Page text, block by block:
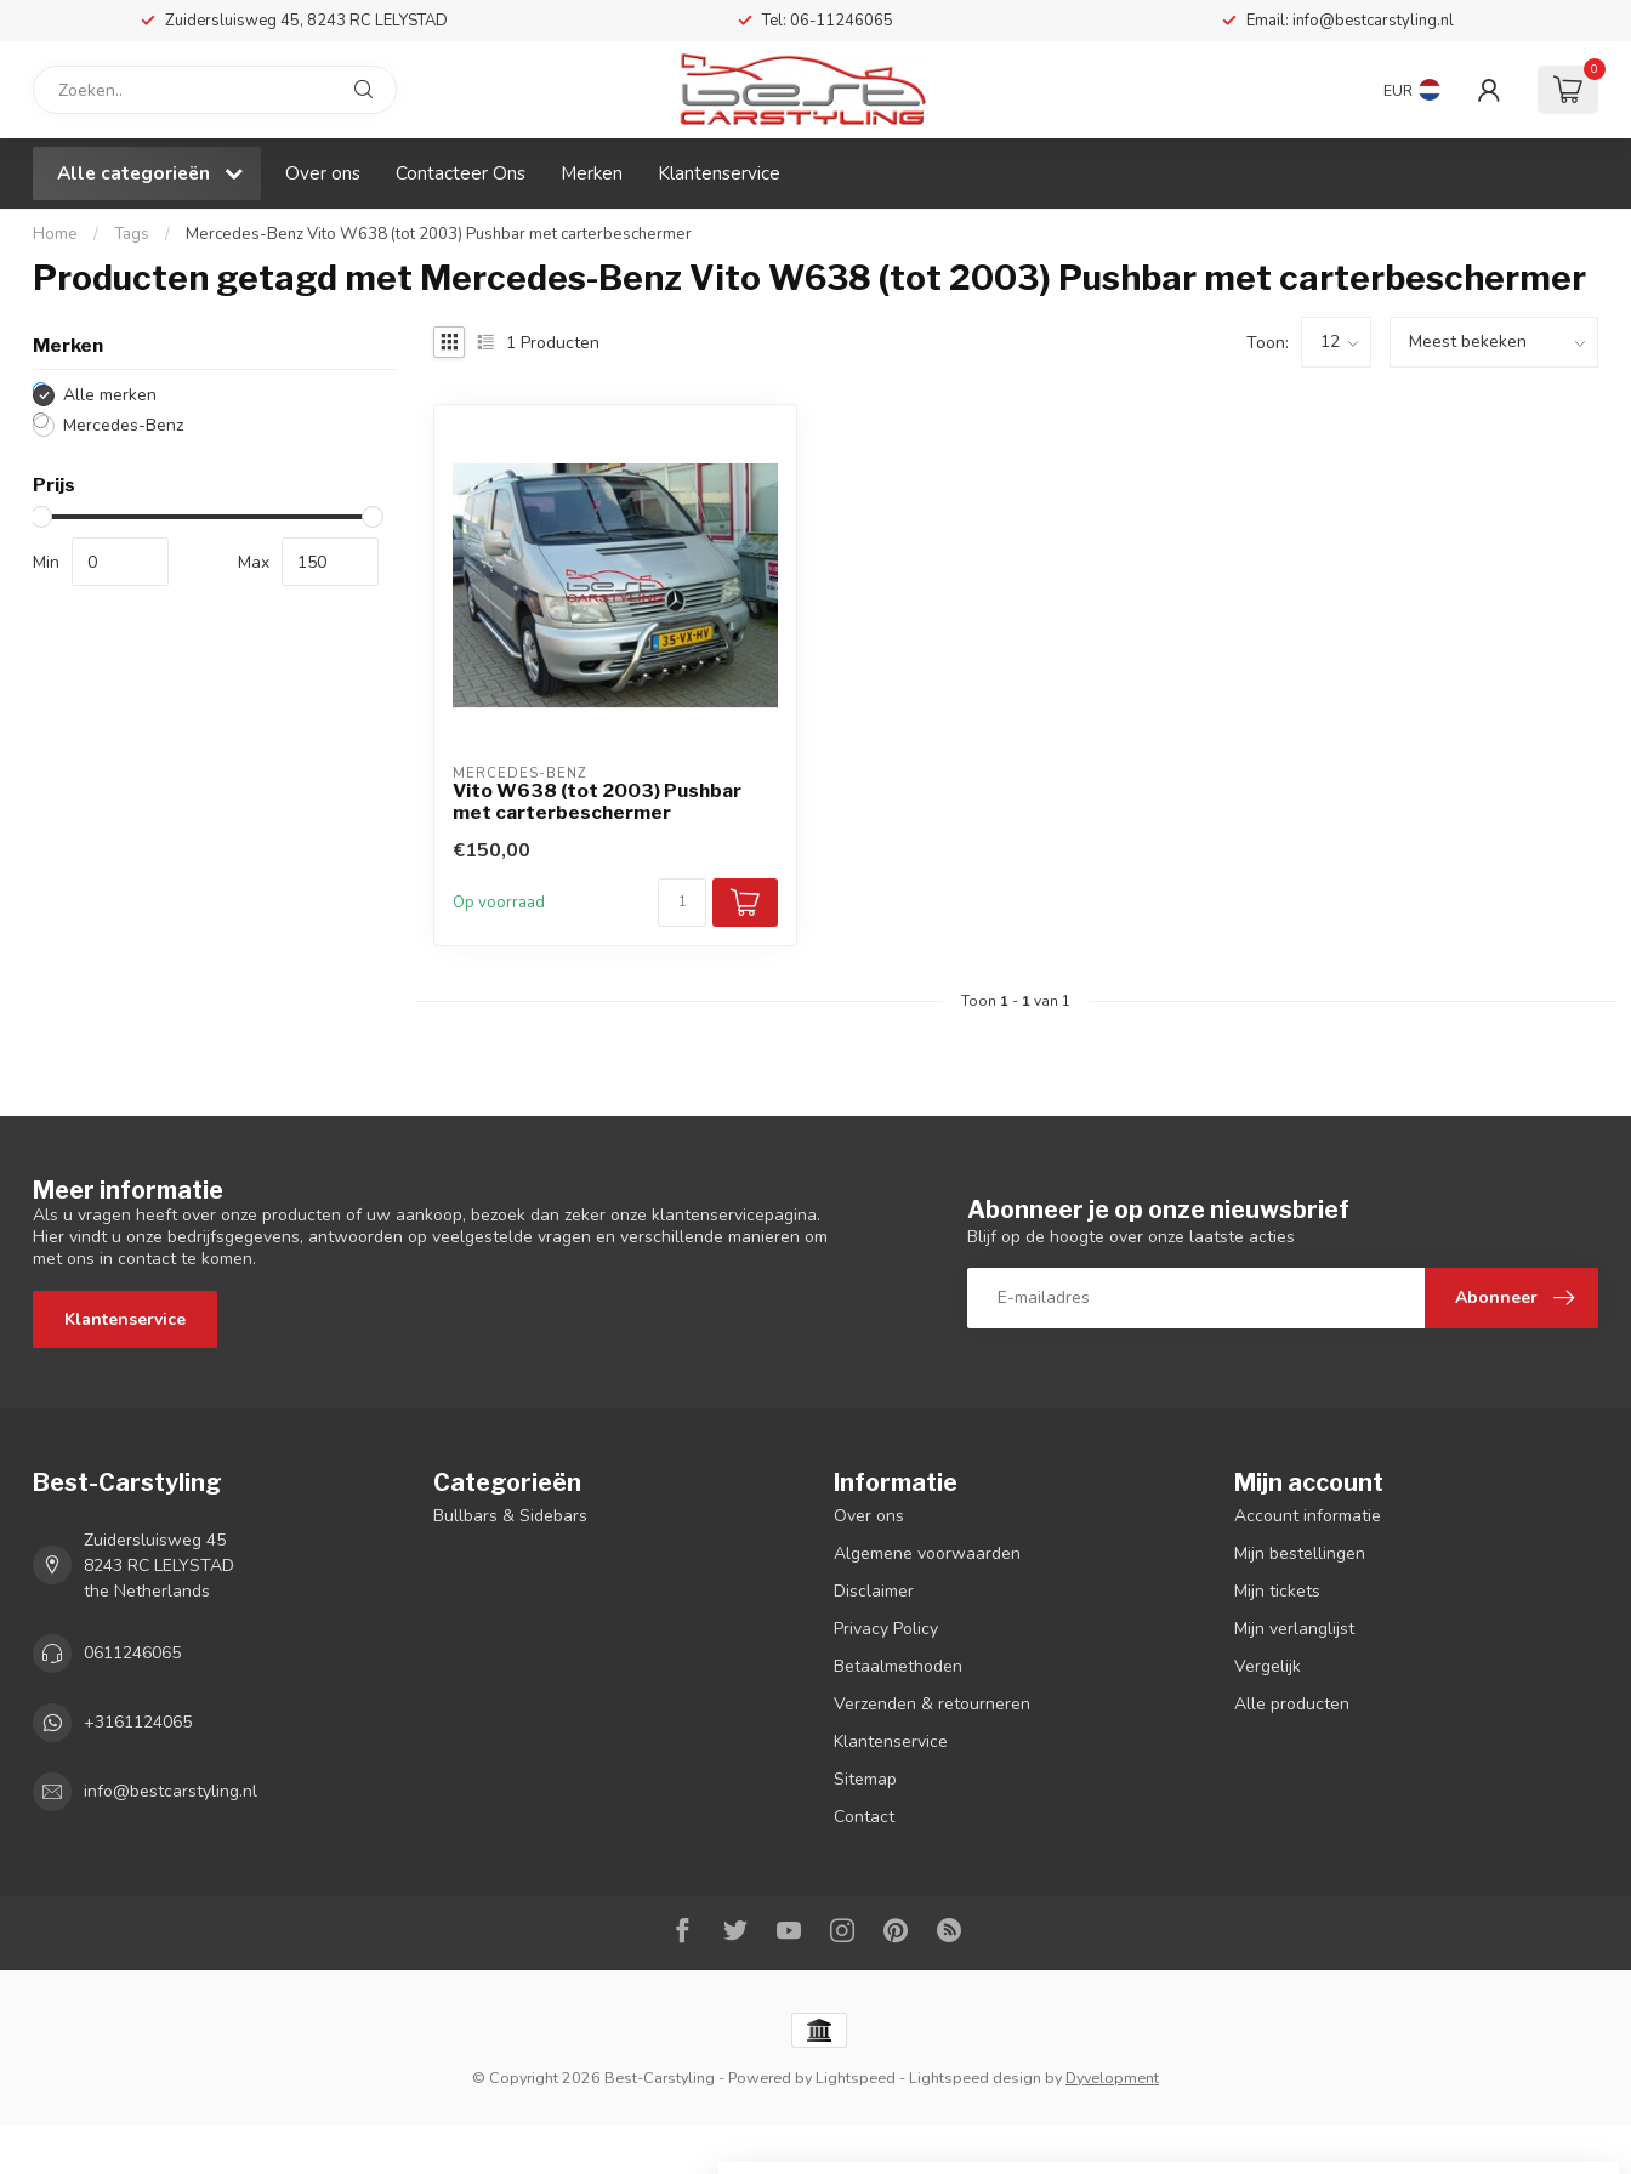
Zuidersluisweg 45, 8243 RC LELYSTAD Tel: 06-11246065 Email: info@bestcarstyling.nl
EUR
0
Alle categorieën Over ons Contacteer Ons Merken Klantenservice
Home / Tags / Mercedes-Benz Vito W638 (tot 2003) Pushbar met carterbeschermer
Producten getagd met Mercedes-Benz Vito W638 (tot 2003) Pushbar met carterbeschermer
Merken
Alle merken
Mercedes-Benz
Prijs
Min Max
1 Producten Toon:
MERCEDES-BENZ
Vito W638 (tot 2003) Pushbar
met carterbeschermer
€150,00
Op voorraad
Toon 1 - 1van 1
Meer informatie
Als u vragen heeft over onze producten of uw aankoop, bezoek dan zeker onze klantenservicepagina.
Hier vindt u onze bedrijfsgegevens, antwoorden op veelgestelde vragen en verschillende manieren om
met ons in contact te komen.
Klantenservice
Abonneer je op onze nieuwsbrief
Blijf op de hoogte over onze laatste acties
Abonneer
Best-Carstyling
Zuidersluisweg 45
8243 RC LELYSTAD
the Netherlands
0611246065
+3161124065
info@bestcarstyling.nl
Categorieën
Bullbars & Sidebars
Informatie
Over ons
Algemene voorwaarden
Disclaimer
Privacy Policy
Betaalmethoden
Verzenden & retourneren
Klantenservice
Sitemap
Contact
Mijn account
Account informatie
Mijn bestellingen
Mijn tickets
Mijn verlanglijst
Vergelijk
Alle producten
© Copyright 2026 Best-Carstyling - Powered by Lightspeed - Lightspeed design by Dyvelopment